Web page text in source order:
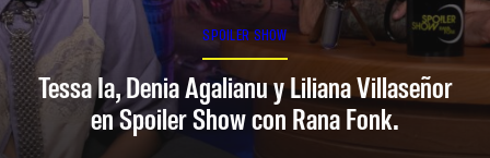
SPOILER SHOW
Tessa Ia, Denia Agalianu y Liliana Villaseñor
en Spoiler Show con Rana Fonk.